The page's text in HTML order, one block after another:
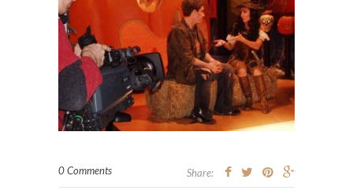
0 Comments Share: